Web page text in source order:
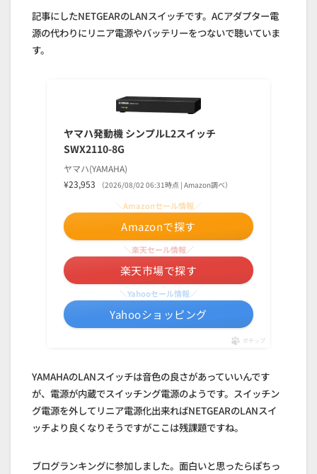
記事にしたNETGEARのLANスイッチです。ACアダプター電
源の代わりにリニア電源やバッテリーをつないで聴いていま
す。
ヤマハ発動機 シンプルL2スイッチ
SWX2110-8G
ヤマハ(YAMAHA)
¥23,953
（2026/08/02 06:31時点 | Amazon調べ）
＼Amazonセール情報／
Amazonで探す
＼楽天セール情報／
楽天市場で探す
＼Yahooセール情報／
Yahooショッピング
ポチップ
YAMAHAのLANスイッチは音色の良さがあっていいんです
が、電源が内蔵でスイッチング電源のようです。スイッチン
グ電源を外してリニア電源化出来ればNETGEARのLANスイ
ッチより良くなりそうですがここは残課題ですね。
ブログランキングに参加しました。面白いと思ったらぽちっ